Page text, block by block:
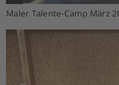
Maler Talente-Camp März